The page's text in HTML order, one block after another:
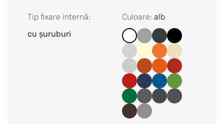
Tip fixare internă:
cu șuruburi
Culoare: alb